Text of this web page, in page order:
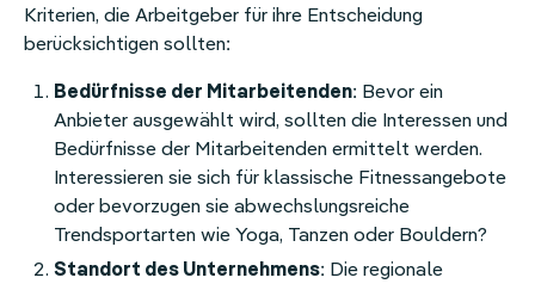
Kriterien, die Arbeitgeber für ihre Entscheidung
berücksichtigen sollten:
Bedürfnisse der Mitarbeitenden: Bevor ein
Anbieter ausgewählt wird, sollten die Interessen und
Bedürfnisse der Mitarbeitenden ermittelt werden.
Interessieren sie sich für klassische Fitnessangebote
oder bevorzugen sie abwechslungsreiche
Trendsportarten wie Yoga, Tanzen oder Bouldern?
Standort des Unternehmens: Die regionale